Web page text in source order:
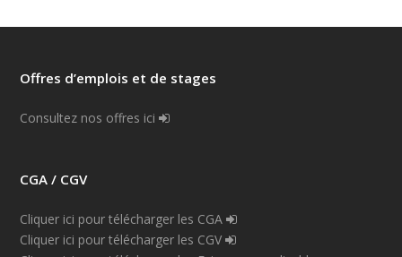
Offres d’emplois et de stages
Consultez nos offres ici
CGA / CGV
Cliquer ici pour télécharger les CGA
Cliquer ici pour télécharger les CGV